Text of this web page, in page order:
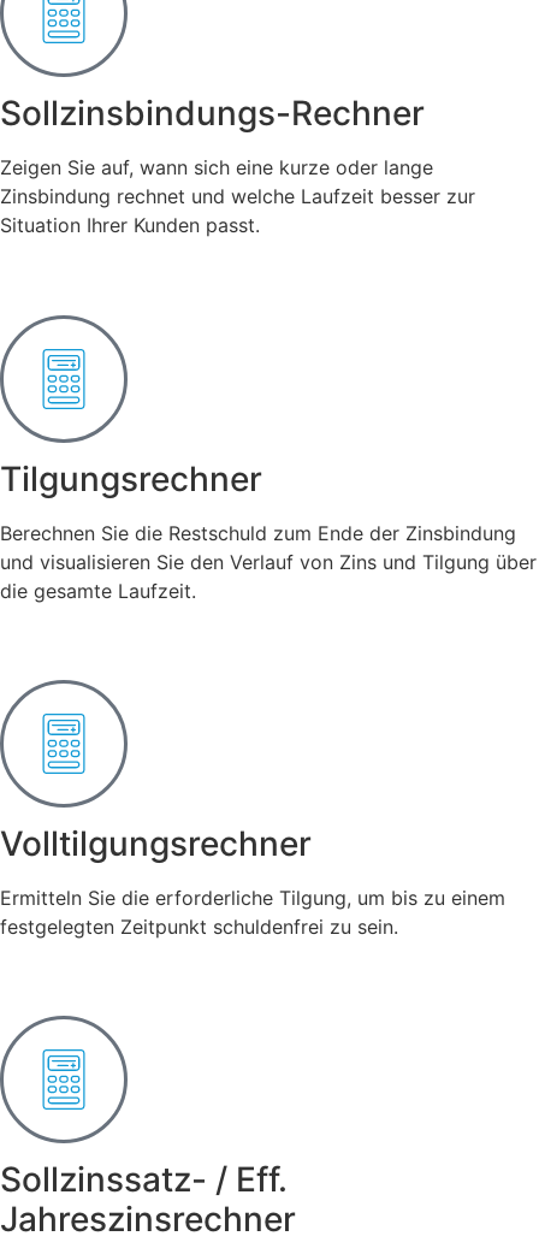
Sollzinsbindungs-Rechner
Zeigen Sie auf, wann sich eine kurze oder lange
Zinsbindung rechnet und welche Laufzeit besser zur
Situation Ihrer Kunden passt.
Tilgungsrechner
Berechnen Sie die Restschuld zum Ende der Zinsbindung
und visualisieren Sie den Verlauf von Zins und Tilgung über
die gesamte Laufzeit.
Volltilgungsrechner
Ermitteln Sie die erforderliche Tilgung, um bis zu einem
festgelegten Zeitpunkt schuldenfrei zu sein.
Sollzinssatz- / Eff.
Jahreszinsrechner